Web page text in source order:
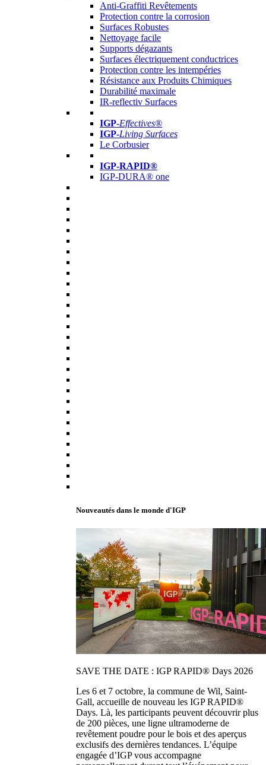
Anti-Graffiti Revêtements
Protection contre la corrosion
Surfaces Robustes
Nettoyage facile
Supports dégazants
Surfaces électriquement conductrices
Protection contre les intempéries
Résistance aux Produits Chimiques
Durabilité maximale
IR-reflectiv Surfaces
IGP-Effectives®
IGP-Living Surfaces
Le Corbusier
IGP-RAPID®
IGP-DURA® one
Nouveautés dans le monde d'IGP
SAVE THE DATE : IGP RAPID® Days 2026
Les 6 et 7 octobre, la commune de Wil, Saint-
Gall, accueille de nouveau les IGP RAPID®
Days. Là, les participants peuvent découvrir plus
de 200 pièces, une ligne ultramoderne de
revêtement poudre pour le bois et des aperçus
exclusifs des dernières tendances. L’équipe
engagée d’IGP vous accompagne